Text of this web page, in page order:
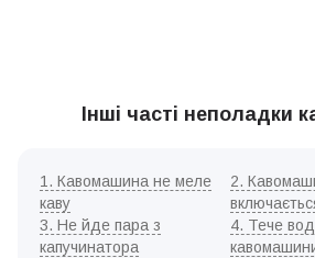
Інші часті неполадки
1. Кавомашина не меле
каву
2.
3. Не йде пара з
капучинатора
4. Тече